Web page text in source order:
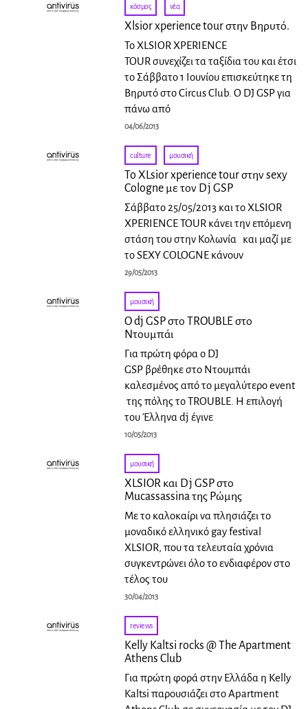
κόσμος · νέα
Xlsior xperience tour στην Βηρυτό.
Το XLSIOR XPERIENCE
TOUR συνεχίζει τα ταξίδια του και έτσι
το Σάββατο 1 Ιουνίου επισκεύτηκε τη
Βηρυτό στο Circus Club. O DJ GSP για
πάνω από
04/06/2013
culture · μουσική
To XLsior xperience tour στην sexy
Cologne με τον Dj GSP
Σάββατο 25/05/2013 και το XLSIOR
XPERIENCE TOUR κάνει την επόμενη
στάση του στην Κολωνία και μαζί με
το SEXY COLOGNE κάνουν
29/05/2013
μουσική
O dj GSP στο TROUBLE στο
Ντουμπάι
Για πρώτη φόρα ο DJ
GSP βρέθηκε στο Ντουμπάι
καλεσμένος από το μεγαλύτερο event
της πόλης το TROUBLE. Η επιλογή
του Έλληνα dj έγινε
10/05/2013
μουσική
XLSIOR και Dj GSP στο
Mucassassina της Ρώμης
Με το καλοκαίρι να πλησιάζει το
μοναδικό ελληνικό gay festival
ΧLSIOR, που τα τελευταία χρόνια
συγκεντρώνει όλο το ενδιαφέρον στο
τέλος του
30/04/2013
reviews
Kelly Kaltsi rocks @ The Apartment
Athens Club
Για πρώτη φορά στην Ελλάδα η Kelly
Kaltsi παρουσιάζει στο Apartment